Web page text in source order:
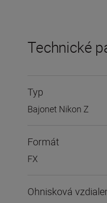
Technické
Typ
Bajonet Nikon Z
Formát
FX
Ohnisková